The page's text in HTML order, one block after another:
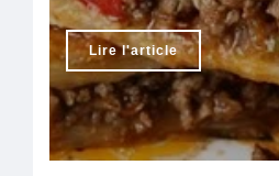
Lire l'article